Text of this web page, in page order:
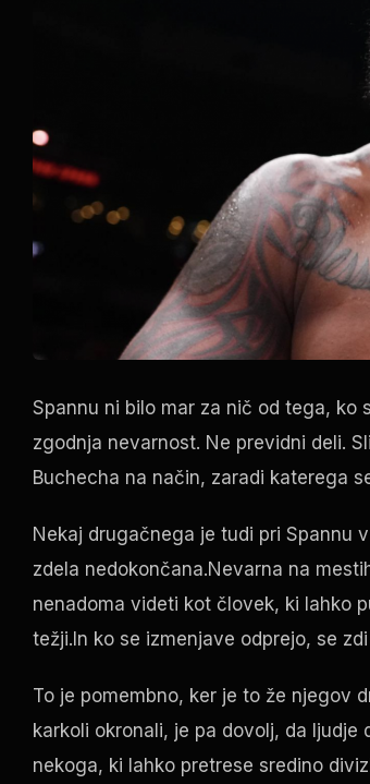
Spannu ni bilo mar za nič od tega, ko
zgodnja nevarnost. Ne previdni deli.
Buchecha na način, zaradi katerega
Nekaj drugačnega je tudi pri Spannu
zdela nedokončana.Nevarna na
nenadoma videti kot človek, ki lahko
težji.In ko se izmenjave odprejo, se
To je pomembno, ker je to že njegov
karkoli okronali, je pa dovolj, da
nekoga, ki lahko pretrese sredino